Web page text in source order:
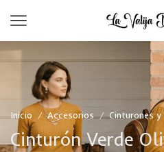
Inicio / Accesorios / Cinturones y
Cinturón Verde